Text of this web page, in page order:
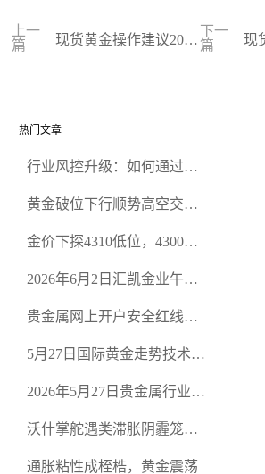
上一
篇
现货黄金操作建议2023
下一
篇
现
热门文章
行业风控升级：如何通过正
规黄金开户交易平台？
黄金破位下行顺势高空交易
金价下探4310低位，4300关
2026年6月2日汇凯金业午盘
空头清算算法如何布防？
贵金属网上开户安全红线：
恶意洗盘陷阱
5月27日国际黄金走势技术盘
规黄金平台全方位行情解析
2026年5月27日贵金属行业新
正规贵金属开户平台迎开户
热潮
沃什掌舵遇类滞胀阴霾笼
通胀粘性成桎梏，黄金震荡